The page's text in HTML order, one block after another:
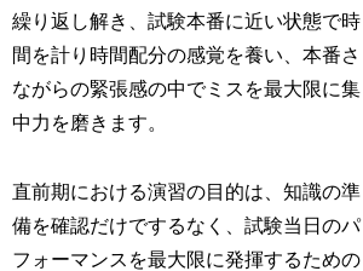
繰り返し解き、試験本番に近い状態で時
間を計り時間配分の感覚を養い、本番さ
ながらの緊張感の中でミスを最大限に集
中力を磨きます。
直前期における演習の目的は、知識の準
備を確認だけでするなく、試験当日のパ
フォーマンスを最大限に発揮するための